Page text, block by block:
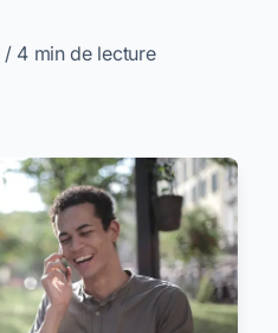
/ 4 min de lecture